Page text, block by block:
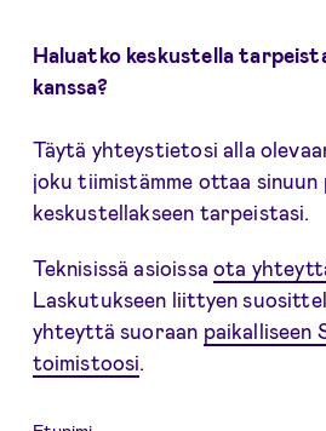
Haluatko keskustella
kanssa?
Täytä yhteystietosi alla
joku tiimistämme ottaa
keskustellakseen tarpeistasi.
Teknisissä asioissaota
Laskutukseen liittyen
yhteyttä suoraan paikalliseen
toimistoosi